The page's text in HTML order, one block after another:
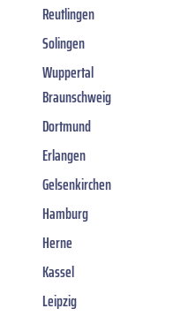
Reutlingen
Solingen
Wuppertal
Braunschweig
Dortmund
Erlangen
Gelsenkirchen
Hamburg
Herne
Kassel
Leipzig